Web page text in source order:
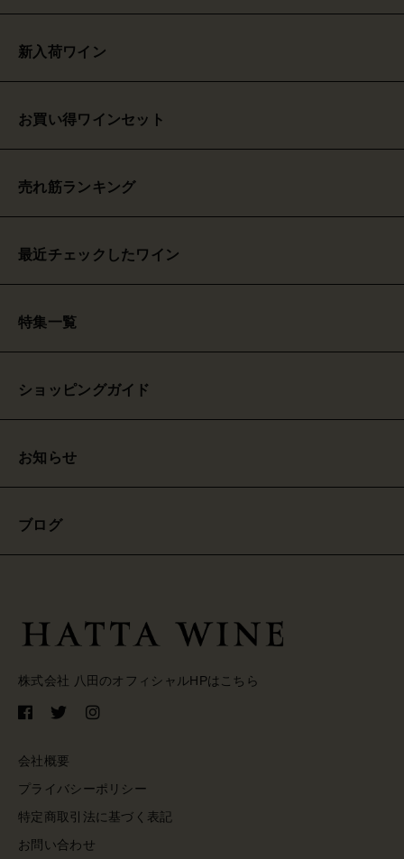
新入荷ワイン
お買い得ワインセット
売れ筋ランキング
最近チェックしたワイン
特集一覧
ショッピングガイド
お知らせ
ブログ
会社概要
プライバシーポリシー
特定商取引法に基づく表記
お問い合わせ
株式会社 八田のオフィシャルHPはこちら